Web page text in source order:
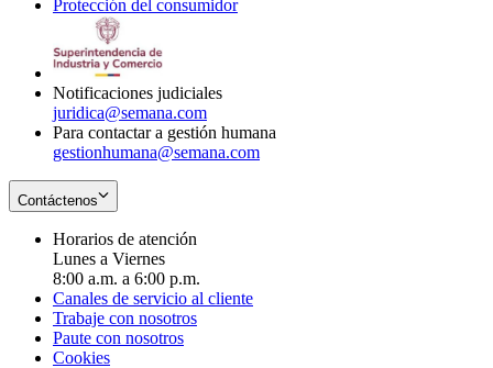
window
newin
Protección del consumidorOpens
Notificaciones judiciales
juridica@semana.com
Para contactar a gestión humana
gestionhumana@semana.com
Contáctenos
Horarios de atención
Lunes a Viernes
8:00 a.m. a 6:00 p.m.
Canales de servicio al cliente
Trabaje con nosotros
Paute con nosotros
Cookies